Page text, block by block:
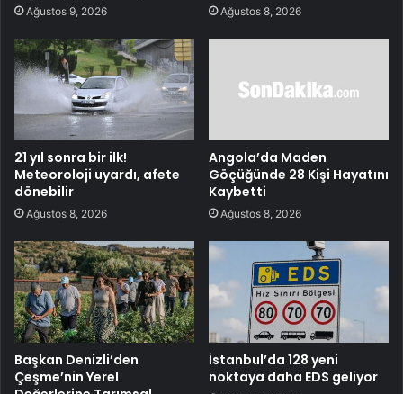
Ağustos 9, 2026 Ağustos 8, 2026
21 yıl sonra bir ilk!
Meteoroloji uyardı, afete
dönebilir
Ağustos 8, 2026
Angola’da Maden
Göçüğünde 28 Kişi Hayatını
Kaybetti
Ağustos 8, 2026
Başkan Denizli’den
Çeşme’nin Yerel
İstanbul’da 128 yeni
noktaya daha EDS geliyor